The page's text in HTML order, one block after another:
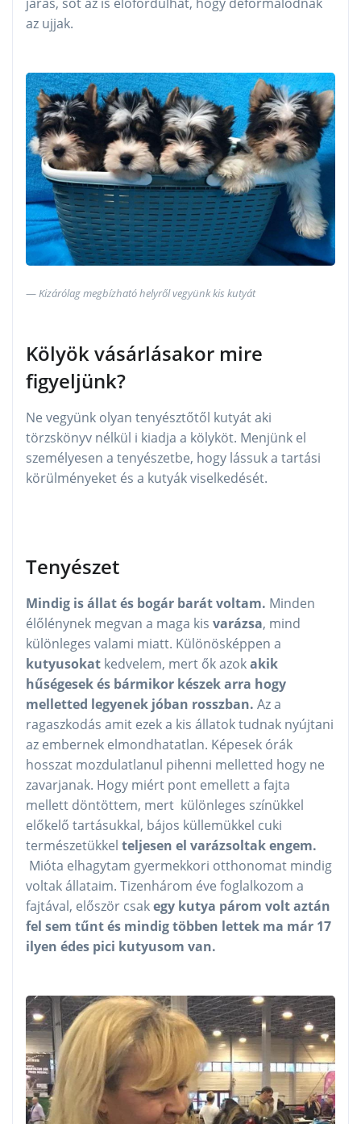
az ujjak.
Kizárólag megbízható helyről vegyünk kis kutyát
Kölyök vásárlásakor mire
figyeljünk?
Ne vegyünk olyan tenyésztőtől kutyát aki
törzskönyv nélkül i kiadja a kölyköt. Menjünk el
személyesen a tenyészetbe, hogy lássuk a tartási
körülményeket és a kutyák viselkedését.
Tenyészet
Mindig is állat és bogár barát voltam. Minden
élőlénynek megvan a maga kis varázsa, mind
különleges valami miatt. Különösképpen a
kutyusokat kedvelem, mert ők azokakik
hűségesek és bármikor készek arra hogy
melletted legyenek jóban rosszban. Az a
ragaszkodás amit ezek a kis állatok tudnak nyújtani
az embernek elmondhatatlan. Képesek órák
hosszat mozdulatlanul pihenni melletted hogy ne
zavarjanak. Hogy miért pont emellett a fajta
mellett döntöttem, mert különleges színükkel
előkelő tartásukkal, bájos küllemükkel cuki
természetükkel teljesen el varázsoltak engem.
Mióta elhagytam gyermekkori otthonomat mindig
voltak állataim. Tizenhárom éve foglalkozom a
fajtával, először csakegy kutya párom volt aztán
fel sem tűnt és mindig többen lettek ma már 17
ilyen édes pici kutyusom van.